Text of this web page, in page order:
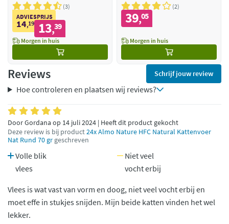
3
ADVIESPRIJS
14,19 13,39
Morgen in huis
2
39,05
Morgen in huis
Reviews Schrijf jouw review
Hoe controleren en plaatsen wij reviews?
Door Gordana op 14 juli 2024 | Heeft dit product gekocht
Deze review is bij product24x Almo Nature HFC Natural Kattenvoer
Nat Rund 70 gr geschreven
Volle blik
vlees
Niet veel
vocht erbij
Vlees is wat vast van vorm en doog, niet veel vocht erbij en
moet effe in stukjes snijden. Mijn beide katten vinden het wel
lekker.